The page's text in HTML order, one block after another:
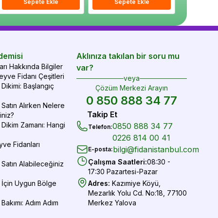
Sepete Ekle Sepete Ekle
Sepete Ekle Sepete Ekle
Hakkında Bilgiler
Fidanı Çeşitleri
Başlangıç
Alırken Nelere
Zamanı: Hangi
Fidanları
Alabileceğiniz
İçin Uygun Bölge
Adım Adım
Aklınıza takılan bir soru mu
var?
veya
Çözüm Merkezi Arayın
0 850 888 34 77
Takip Et
Telefon:0850 888 34 77
0226 814 00 41
E-posta:bilgi@fidanistanbul.com
Çalışma Saatleri:08:30 -
17:30 Pazartesi-Pazar
Adres: Kazımiye Köyü,
Mezarlık Yolu Cd. No:18, 77100
Merkez Yalova